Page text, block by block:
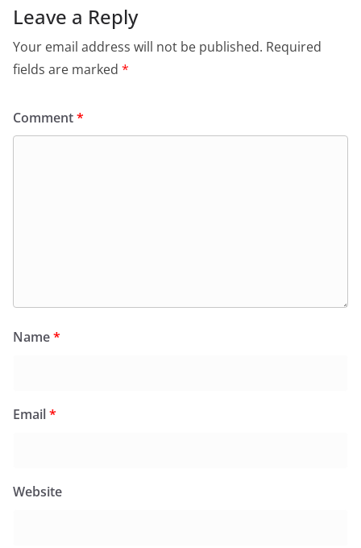
Leave a Reply
Your email address will not be published. Required
fields are marked *
Comment*
Name*
Email*
Website